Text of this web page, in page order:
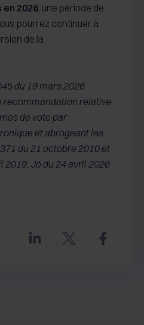
en 2026, une période de
pourrez continuer à
de la
du 19 mars 2026
recommandation relative
de vote par
et abrogeant les
du 21 octobre 2010 et
2019, Jo du 24 avril 2026